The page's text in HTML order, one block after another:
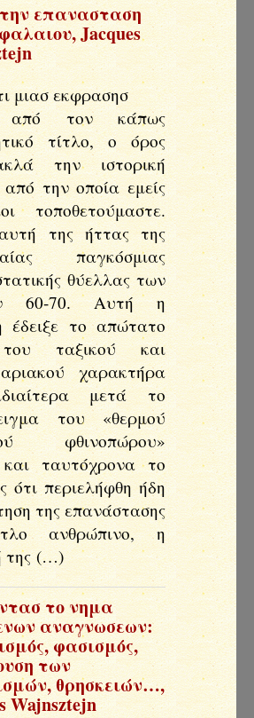
επανασταση
,Jacques
μιασ εκφρασησ
από τον κάπως
τίτλο, ο όρος
την ιστορική
από την οποία εμείς
τοποθετούμαστε.
της ήττας της
παγκόσμιας
θύελλας των
60-70. Αυτή η
έδειξε το απώτατο
ταξικού και
χαρακτήρα
μετά το
του «θερμού
φθινοπώρου»
ταυτόχρονα το
ότι περιελήφθη ήδη
της επανάστασης
ανθρώπινο, η
της (…)
το νημα
αναγνωσεων:
φασισμός,
των
θρησκειών…,
Wajnsztejn